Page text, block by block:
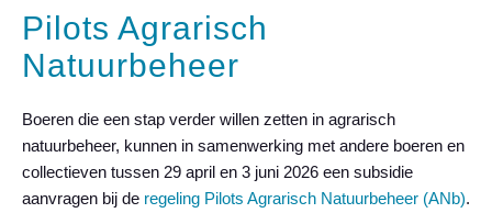
Pilots Agrarisch
Natuurbeheer
Boeren die een stap verder willen zetten in agrarisch
natuurbeheer, kunnen in samenwerking met andere boeren en
collectieven tussen 29 april en 3 juni 2026 een subsidie
aanvragen bij de regeling Pilots Agrarisch Natuurbeheer (ANb).